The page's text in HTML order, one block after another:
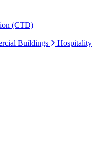
(CTD)
Buildings Hospitality